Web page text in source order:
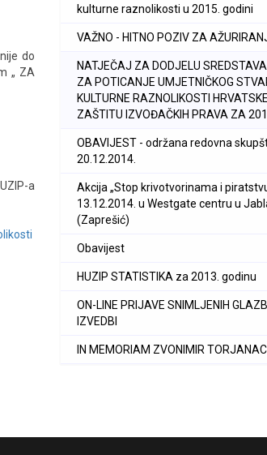
do
„ ZA
a
kulturne raznolikosti u 2015. godini
VAŽNO - HITNO POZIV ZA
NATJEČAJ ZA DODJELU
ZA POTICANJE UMJETNIČKOG
KULTURNE RAZNOLIKOSTI
ZAŠTITU IZVOĐAČKIH PRAVA ZA
OBAVIJEST - održana redovna
20.12.2014.
Akcija „Stop krivotvorinama i
13.12.2014. u Westgate centru u
(Zaprešić)
Obavijest
HUZIP STATISTIKA za 2013. godinu
ON-LINE PRIJAVE SNIMLJENIH
IZVEDBI
IN MEMORIAM ZVONIMIR TORJANAC